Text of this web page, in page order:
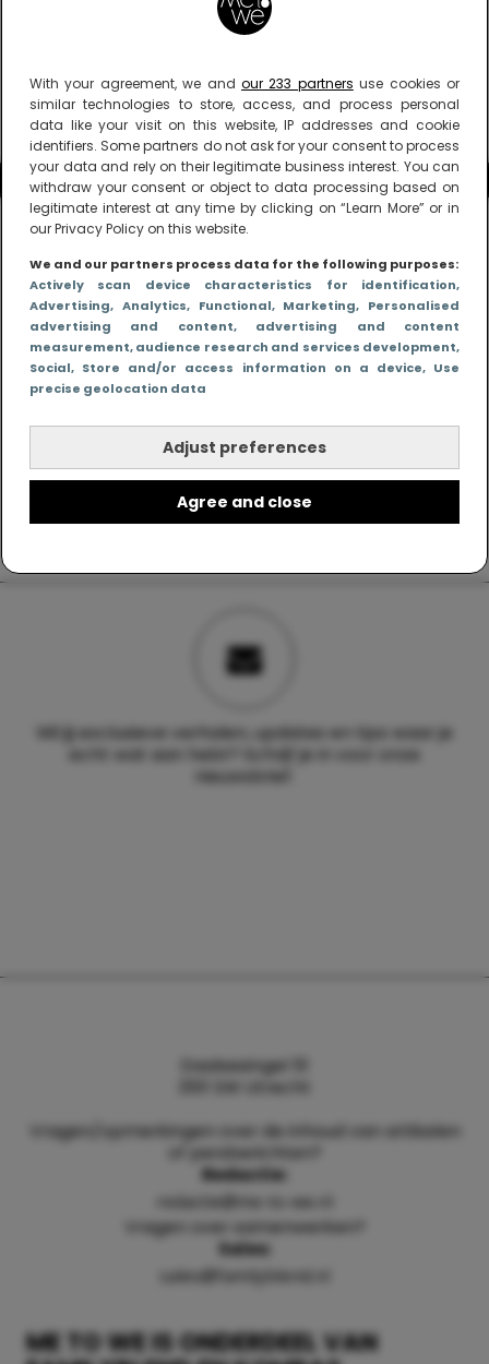
With your agreement, we and our 233 partners use cookies or
similar technologies to store, access, and process personal
data like your visit on this website, IP addresses and cookie
identifiers. Some partners do not ask for your consent to process
your data and rely on their legitimate business interest. You can
withdraw your consent or object to data processing based on
legitimate interest at any time by clicking on “Learn More” or in
our Privacy Policy on this website.
We and our partners process data for the following purposes:
Actively scan device characteristics for identification,
Advertising, Analytics, Functional, Marketing, Personalised
advertising and content, advertising and content
measurement, audience research and services development,
Social, Store and/or access information on a device, Use
precise geolocation data
Adjust preferences
Agree and close
Wil jij exclusieve verhalen, updates en tips waar je
echt wat aan hebt? Schrijf je in voor onze
nieuwsbrief.
ME TO WE IS ONDERDEEL VAN
Daalsesingel 51
3511 SW Utrecht
Vragen/opmerkingen over de inhoud van artikelen
of persberichten?
Redactie:
redactie@me-to-we.nl
Vragen over samenwerken?
Sales:
sales@familyblend.nl